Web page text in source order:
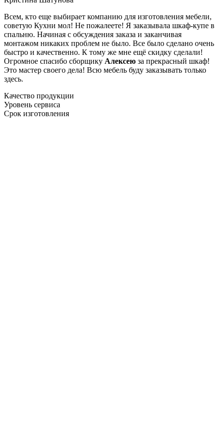
Всем, кто еще выбирает компанию для изготовления мебели,
советую Кухни мол! Не пожалеете! Я заказывала шкаф-купе в
спальню. Начиная с обсуждения заказа и заканчивая
монтажом никаких проблем не было. Все было сделано очень
быстро и качественно. К тому же мне ещё скидку сделали!
Огромное спасибо сборщику Алексею за прекрасный шкаф!
Это мастер своего дела! Всю мебель буду заказывать только
здесь.
Качество продукции
Уровень сервиса
Срок изготовления